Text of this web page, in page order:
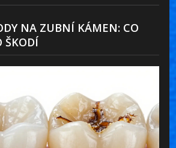
NA ZUBNÍ KÁMEN: CO
ŠKODÍ